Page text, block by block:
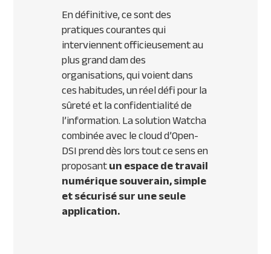
En définitive, ce sont des
pratiques courantes qui
interviennent officieusement au
plus grand dam des
organisations, qui voient dans
ces habitudes, un réel défi pour la
sûreté et la confidentialité de
l’information. La solution Watcha
combinée avec le cloud d’Open-
DSI prend dès lors tout ce sens en
proposantun espace de travail
numérique souverain, simple
et sécurisé sur une seule
application.